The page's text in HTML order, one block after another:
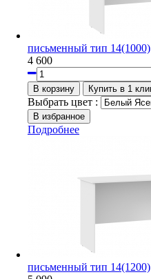
письменный тип 14(1000)
4 600
Выбрать цвет :
Подробнее
письменный тип 14(1200)